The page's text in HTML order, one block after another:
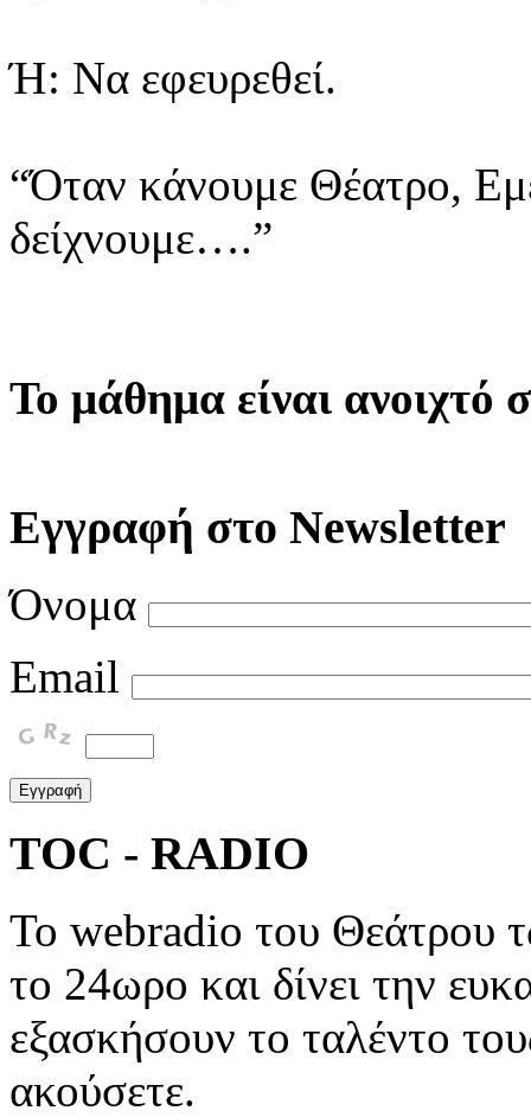
Ή: Nα εφευρεθεί.
“Όταν κάνουμε Θέατρο,
δείχνουμε….”
Το μάθημα είναι ανοιχτό
Εγγραφή στο Newsletter
Όνομα
Email
TOC - RADIO
To webradio του Θεάτρου
το 24ωρο και δίνει την
εξασκήσουν το ταλέντο
ακούσετε.